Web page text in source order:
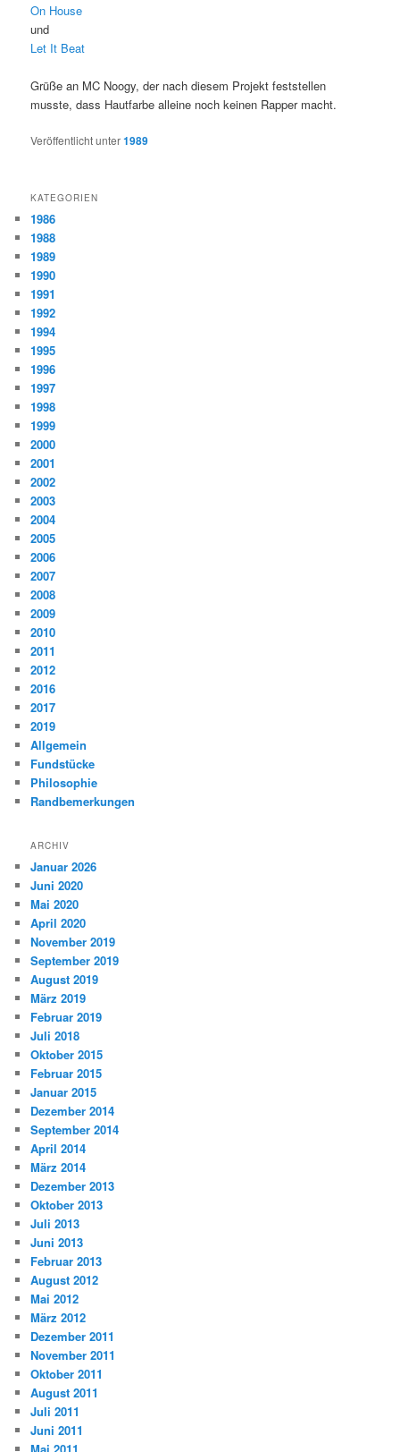
On House
und
Let It Beat
Grüße an MC Noogy, der nach diesem Projekt feststellen
musste, dass Hautfarbe alleine noch keinen Rapper macht.
Veröffentlicht unter1989
KATEGORIEN
1986
1988
1989
1990
1991
1992
1994
1995
1996
1997
1998
1999
2000
2001
2002
2003
2004
2005
2006
2007
2008
2009
2010
2011
2012
2016
2017
2019
Allgemein
Fundstücke
Philosophie
Randbemerkungen
ARCHIV
Januar 2026
Juni 2020
Mai 2020
April 2020
November 2019
September 2019
August 2019
März 2019
Februar 2019
Juli 2018
Oktober 2015
Februar 2015
Januar 2015
Dezember 2014
September 2014
April 2014
März 2014
Dezember 2013
Oktober 2013
Juli 2013
Juni 2013
Februar 2013
August 2012
Mai 2012
März 2012
Dezember 2011
November 2011
Oktober 2011
August 2011
Juli 2011
Juni 2011